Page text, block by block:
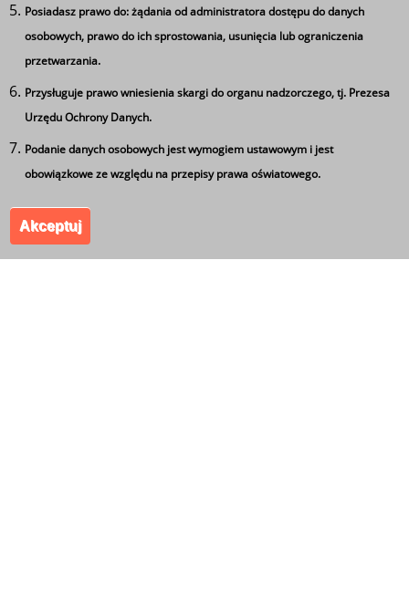
Bieżąca
strona
1 Strona
2 Strona
3 Strona
4 Strona
5 Strona
6 Strona
7 Strona
8 Strona
9
Ta strona wykorzystuje pliki cookie
Używamy informacji zapisanych za pomocą plików
korzystaniu z naszego serwisu. Mogą też korzystać z nich
współpracujące z nami firmy badawcze oraz reklamowe.
Jeżeli wyrażasz zgodę na zapisywanie informacji zawartej
w cookies kliknij na przycisk 'zgadzam się'. Jeśli nie
możesz zmienić w swojej przeglądarce.
Posiadasz prawo do: żądania od administratora dostępu do danych
osobowych, prawo do ich sprostowania, usunięcia lub ograniczenia
przetwarzania.
Przysługuje prawo wniesienia skargi do organu nadzorczego, tj. Prezesa
Urzędu Ochrony Danych.
Podanie danych osobowych jest wymogiem ustawowym i jest
obowiązkowe ze względu na przepisy prawa oświatowego.
Akceptuj